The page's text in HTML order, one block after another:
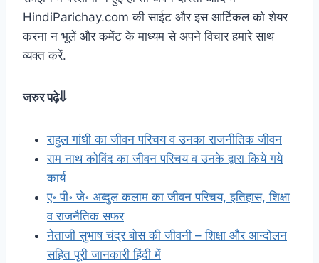
HindiParichay.com की साईट और इस आर्टिकल को शेयर
करना न भूलें और कमेंट के माध्यम से अपने विचार हमारे साथ
व्यक्त करें.
जरुर पढ़े⇓
राहुल गांधी का जीवन परिचय व उनका राजनीतिक जीवन
राम नाथ कोविंद का जीवन परिचय व उनके द्वारा किये गये
कार्य
ए॰ पी॰ जे॰ अब्दुल कलाम का जीवन परिचय, इतिहास, शिक्षा
व राजनैतिक सफर
नेताजी सुभाष चंद्र बोस की जीवनी – शिक्षा और आन्दोलन
सहित पूरी जानकारी हिंदी में